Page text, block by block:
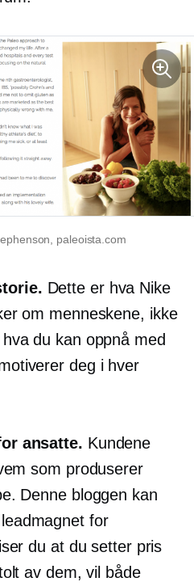
paleoista.com
Dette er hva Nike
om menneskene, ikke
du kan oppnå med
deg i hver
ansatte. Kundene
som produserer
Denne bloggen kan
for
du at du setter pris
av dem, vil både